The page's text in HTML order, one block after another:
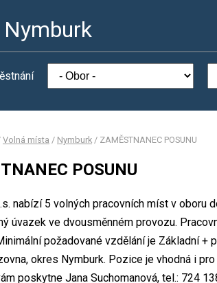
Nymburk
Volná místa / Nymburk / ZAMĚSTNANEC POSUNU
POSUNU
nabízí 5 volných pracovních míst v oboru
úvazek ve dvousměnném provozu.
požadované vzdělání je Základní +
okres Nymburk. Pozice je vhodná i
poskytne Jana Suchomanová, tel.: 724